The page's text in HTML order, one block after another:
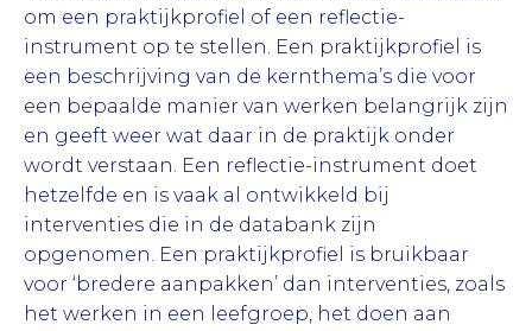
om een praktijkprofiel of een reflectie-
instrument op te stellen. Een praktijkprofiel is
een beschrijving van de kernthema’s die voor
een bepaalde manier van werken belangrijk zijn
en geeft weer wat daar in de praktijk onder
wordt verstaan. Een reflectie-instrument doet
hetzelfde en is vaak al ontwikkeld bij
interventies die in de databank zijn
opgenomen. Een praktijkprofiel is bruikbaar
voor ‘bredere aanpakken’ dan interventies, zoals
het werken in een leefgroep, het doen aan